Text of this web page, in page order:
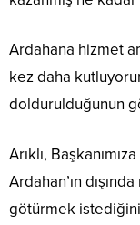
Ardahana hizmet
kez daha
doldurulduğunun
Arıklı,
Ardahan’ın
götürmek